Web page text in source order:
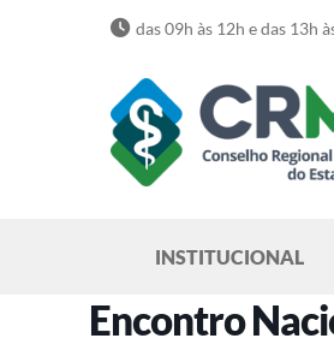
das 09h às 12h e das 13h
INSTITUCIONAL
Encontro